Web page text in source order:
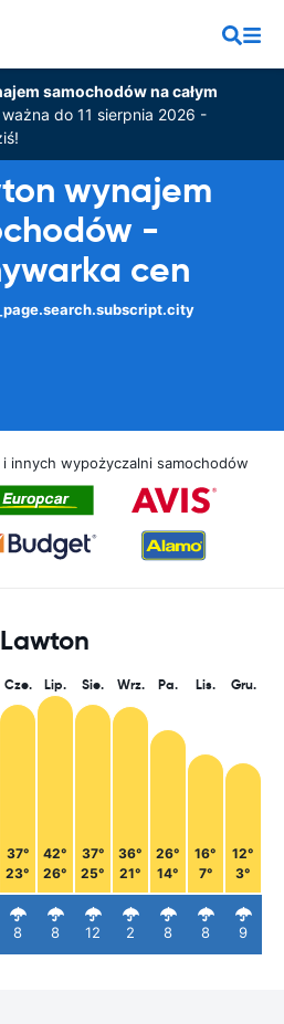
samochodów na całym
do 11 sierpnia 2026 -
wynajem
-
cen
innych wypożyczalni samochodów
Cze.
37°
23°
8
Lip.
42°
26°
8
Sie.
37°
25°
12
Wrz.
36°
21°
2
Pa.
26°
14°
8
Lis.
16°
7°
8
Gru.
12°
3°
9